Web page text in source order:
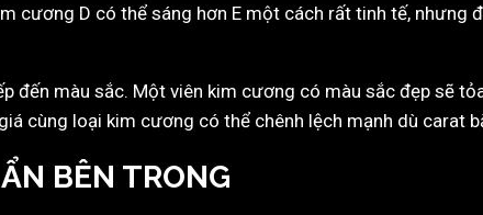
cương D có thể sáng hơn E một cách rất tinh tế, nhưng
đến màu sắc. Một viên kim cương có màu sắc đẹp sẽ
cùng loại kim cương có thể chênh lệch mạnh dù carat
BÊN TRONG